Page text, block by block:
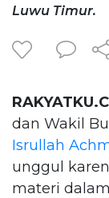
Luwu Timur.
dan Wakil
Isrullah
unggul
materi